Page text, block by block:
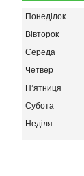
Понеділок
Вівторок
Середа
Четвер
Пʼятниця
Субота
Неділя